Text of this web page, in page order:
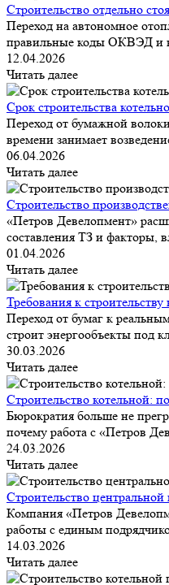
Строительство отдельно
Переход на автономное
правильные коды ОКВЭД и
12.04.2026
Читать далее
Срок строительства
Переход от бумажной
времени занимает
06.04.2026
Читать далее
Строительство
«Петров Девелопмент»
составления ТЗ и факторы,
01.04.2026
Читать далее
Требования к
Переход от бумаг к
строит энергообъекты под
30.03.2026
Читать далее
Строительство котельной:
Бюрократия больше не
почему работа с «Петров
24.03.2026
Читать далее
Строительство
Компания «Петров
работы с единым
14.03.2026
Читать далее